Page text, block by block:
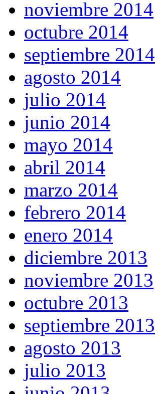
noviembre 2014
octubre 2014
septiembre 2014
agosto 2014
julio 2014
junio 2014
mayo 2014
abril 2014
marzo 2014
febrero 2014
enero 2014
diciembre 2013
noviembre 2013
octubre 2013
septiembre 2013
agosto 2013
julio 2013